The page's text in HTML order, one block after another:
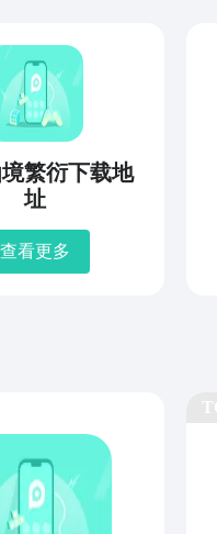
繁衍下载地
址
查看更多